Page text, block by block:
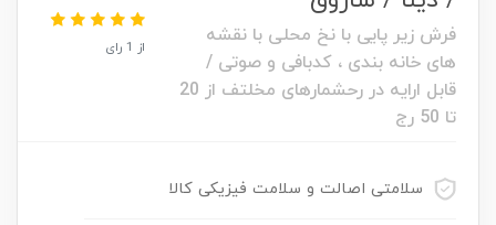
فرش زیر پایی با نخ محلی با نقشه
های خانه بندی ، کدبافی و صوتی /
قابل ارایه در رحشمارهای مخلتف از 20
تا 50 رج
از 1 رای
سلامتی اصالت و سلامت فیزیکی کالا